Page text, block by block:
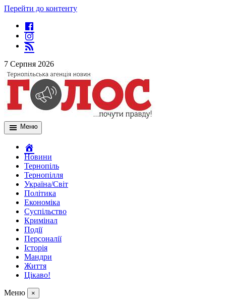
Перейти до контенту
7 Серпня 2026
Меню
Новини
Тернопіль
Тернопілля
Україна/Світ
Політика
Економіка
Суспільство
Кримінал
Події
Персоналії
Історія
Мандри
Життя
Цікаво!
Меню ×